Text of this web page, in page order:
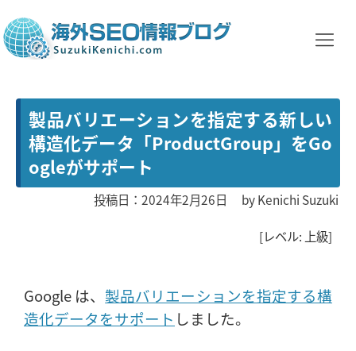
製品バリエーションを指定する新しい
構造化データ「ProductGroup」をGo
ogleがサポート
投稿日：2024年2月26日 byKenichi Suzuki
[レベル: 上級]
Google は、 製品バリエーションを指定する構
造化データをサポート しました。